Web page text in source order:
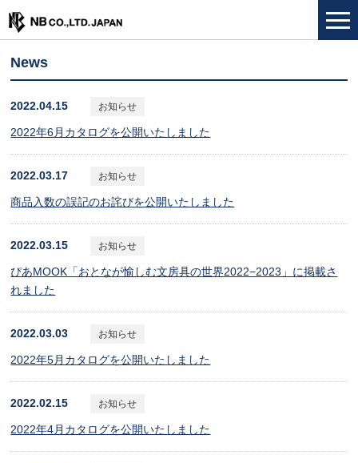
News
2022.04.15 お知らせ
2022年6月カタログを公開いたしました
2022.03.17 お知らせ
商品入数の誤記のお詫びを公開いたしました
2022.03.15 お知らせ
ぴあMOOK「おとなが愉しむ文房具の世界2022−2023」に掲載さ
れました
2022.03.03 お知らせ
2022年5月カタログを公開いたしました
2022.02.15 お知らせ
2022年4月カタログを公開いたしました